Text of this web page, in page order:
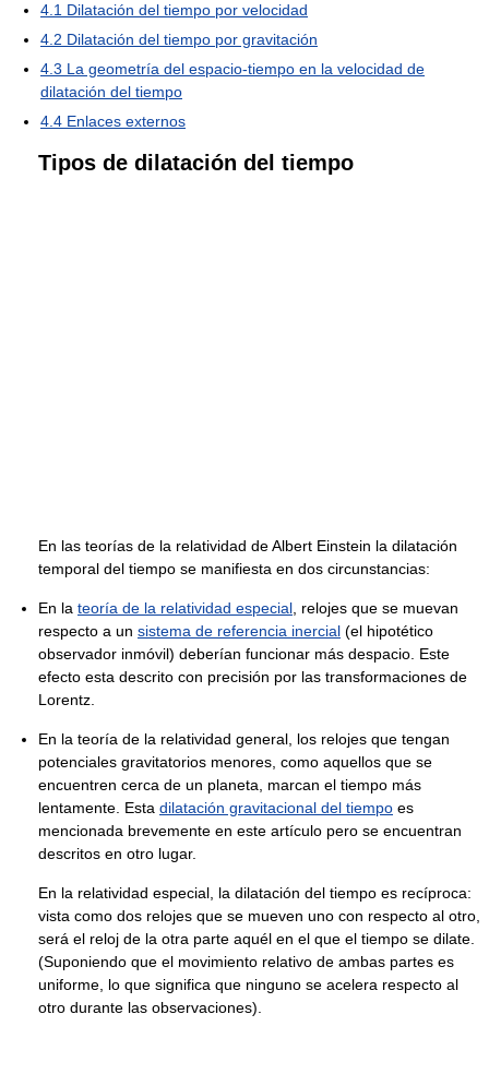
4.1 Dilatación del tiempo por velocidad
4.2 Dilatación del tiempo por gravitación
4.3 La geometría del espacio-tiempo en la velocidad de
dilatación del tiempo
4.4 Enlaces externos
Tipos de dilatación del tiempo
En las teorías de la relatividad de Albert Einstein la dilatación
temporal del tiempo se manifiesta en dos circunstancias:
En la teoría de la relatividad especial , relojes que se muevan
respecto a un sistema de referencia inercial (el hipotético
observador inmóvil) deberían funcionar más despacio. Este
efecto esta descrito con precisión por las transformaciones de
Lorentz.
En la teoría de la relatividad general, los relojes que tengan
potenciales gravitatorios menores, como aquellos que se
encuentren cerca de un planeta, marcan el tiempo más
lentamente. Esta dilatación gravitacional del tiempo es
mencionada brevemente en este artículo pero se encuentran
descritos en otro lugar.
En la relatividad especial, la dilatación del tiempo es recíproca:
vista como dos relojes que se mueven uno con respecto al otro,
será el reloj de la otra parte aquél en el que el tiempo se dilate.
(Suponiendo que el movimiento relativo de ambas partes es
uniforme, lo que significa que ninguno se acelera respecto al
otro durante las observaciones).